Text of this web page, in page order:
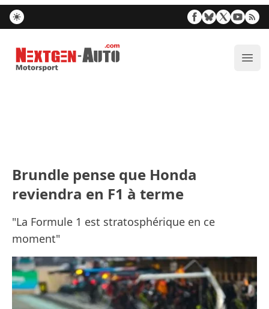
Nextgen-Auto.com
Brundle pense que Honda
reviendra en F1 à terme
"La Formule 1 est stratosphérique en ce
moment"